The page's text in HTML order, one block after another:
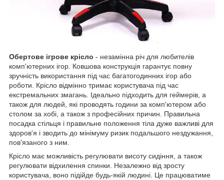
Обертове ігрове крісло - незамінна річ для любителів
комп'ютерних ігор. Ковшова конструкція гарантує повну
зручність використання під час багатогодинних ігор або
роботи. Крісло відмінно тримає користувача під час
екстремальних змагань. Ідеально підходить для геймерів, а
також для людей, які проводять години за комп'ютером або
столом за хобі, а також з професійних причин. Правильна
посадка стільця і правильне положення тіла дуже важливі для
здоров'я і зводить до мінімуму ризик подальшого нездужання,
пов'язаного з ним.
Крісло має можливість регулювати висоту сидіння, а також
регулювати відхилення спинки. Незалежно від зросту
користувача, воно підійде будь-якій людині. Це працюватиме